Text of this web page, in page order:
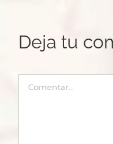
Deja tu
Comentar